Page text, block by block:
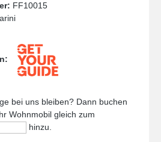
FF10015
bei uns bleiben? Dann buchen
Wohnmobil gleich zum
hinzu.